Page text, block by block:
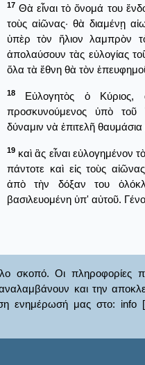
17 Θὰ εἶναι τὸ ὄνομά του
τοὺς αἰῶνας· θὰ διαμένῃ
ὑπὲρ τὸν ἥλιον λαμπρὸν
ἀπολαύσουν τὰς εὐλογίας
ὅλα τὰ ἔθνη θὰ τὸν
18
Εὐλογητὸς ὁ Κύριος,
προσκυνούμενος ὑπὸ τοῦ
δύναμιν νὰ ἐπιτελῆ
19 καὶ ἂς εἶναι εὐλογημένον
πάντοτε καὶ εἰς τοὺς
ἀπὸ τὴν δόξαν του
βασιλευομένη ὑπ' αὐτοῦ.
σκοπό. Οι πληροφορίες
και την
ενημέρωσή μας στο: info